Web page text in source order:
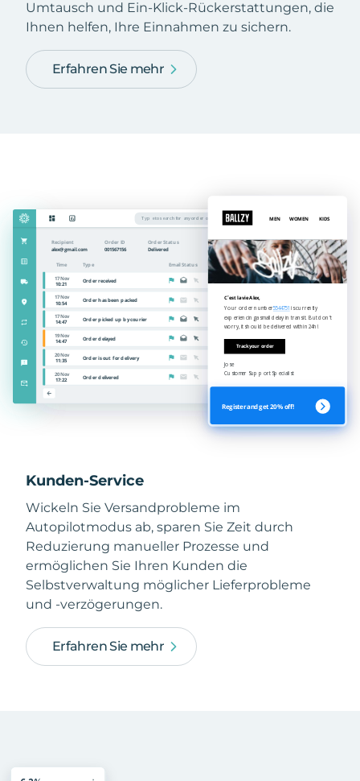
Umtausch und Ein-Klick-Rückerstattungen, die
Ihnen helfen, Ihre Einnahmen zu sichern.
Erfahren Sie mehr
Kunden-Service
Wickeln Sie Versandprobleme im
Autopilotmodus ab, sparen Sie Zeit durch
Reduzierung manueller Prozesse und
ermöglichen Sie Ihren Kunden die
Selbstverwaltung möglicher Lieferprobleme
und -verzögerungen.
Erfahren Sie mehr